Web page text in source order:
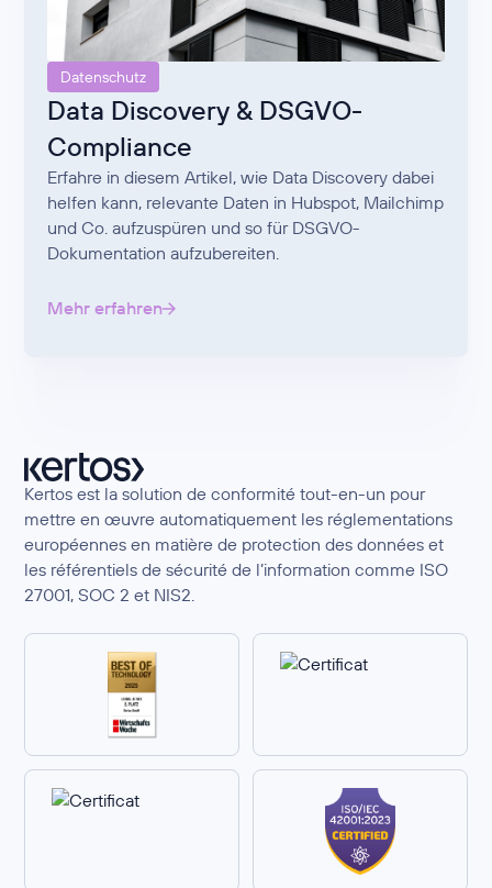
Datenschutz
Data Discovery & DSGVO-
Compliance
Erfahre in diesem Artikel, wie Data Discovery dabei
helfen kann, relevante Daten in Hubspot, Mailchimp
und Co. aufzuspüren und so für DSGVO-
Dokumentation aufzubereiten.
Mehr erfahren
Kertos est la solution de conformité tout-en-un pour
mettre en œuvre automatiquement les réglementations
européennes en matière de protection des données et
les référentiels de sécurité de l’information comme ISO
27001, SOC 2 et NIS2.